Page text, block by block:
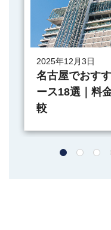
2025年12月3日
名古屋でおす
ース18選｜料
較